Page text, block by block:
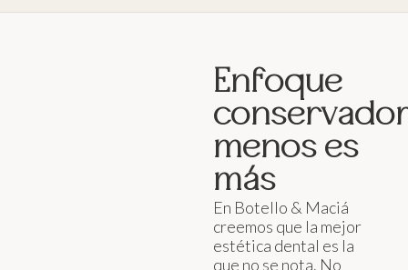
Enfoque
menos es
más
En Botello & Maciá
creemos que la mejor
estética dental es la
que no se nota. No